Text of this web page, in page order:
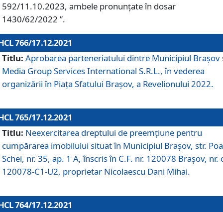
592/11.10.2023, ambele pronunțate în dosar
1430/62/2022 ”.
766/17.12.2021
Titlu: Aprobarea parteneriatului dintre Municipiul Brașov
Media Group Services International S.R.L., în vederea
organizării în Piața Sfatului Brașov, a Revelionului 2022.
765/17.12.2021
Titlu: Neexercitarea dreptului de preemţiune pentru
cumpărarea imobilului situat în Municipiul Braşov, str.
Schei, nr. 35, ap. 1 A, înscris în C.F. nr. 120078 Brașov, nr.
120078-C1-U2, proprietar Nicolaescu Dani Mihai.
764/17.12.2021